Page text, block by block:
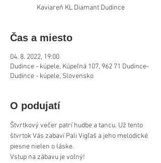
Kaviareň KL Diamant Dudince
Čas a miesto
04. 8. 2022, 19:00
Dudince - kúpele, Kúpeľná 107, 962 71 Dudince-
Dudince - kúpele, Slovensko
O podujatí
Štvrtkový večer patrí hudbe a tancu. Už tento
štvrtok Vás zabaví Pali Vigľaš a jeho melodické
piesne nielen o láske.
Vstup na zábavu je voľný!